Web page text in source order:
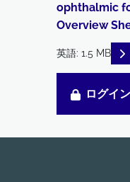
ophthalmic
Overview
英語: 1.5 MB
ログイ